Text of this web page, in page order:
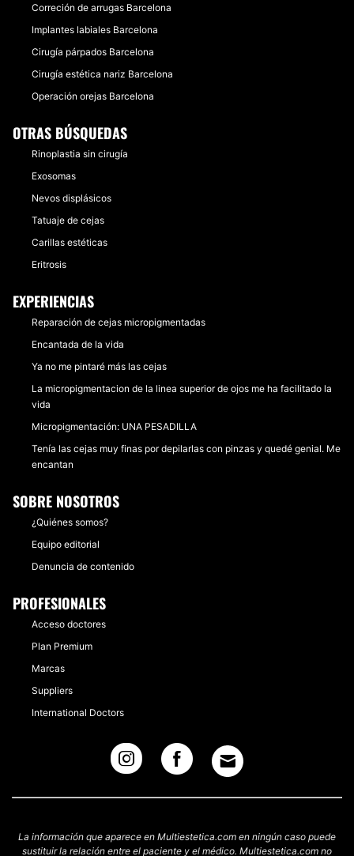
Correción de arrugas Barcelona
Implantes labiales Barcelona
Cirugía párpados Barcelona
Cirugía estética nariz Barcelona
Operación orejas Barcelona
OTRAS BÚSQUEDAS
Rinoplastia sin cirugía
Exosomas
Nevos displásicos
Tatuaje de cejas
Carillas estéticas
Eritrosis
EXPERIENCIAS
Reparación de cejas micropigmentadas
Encantada de la vida
Ya no me pintaré más las cejas
La micropigmentacion de la linea superior de ojos me ha facilitado la
vida
Micropigmentación: UNA PESADILLA
Tenía las cejas muy finas por depilarlas con pinzas y quedé genial. Me
encantan
SOBRE NOSOTROS
¿Quiénes somos?
Equipo editorial
Denuncia de contenido
PROFESIONALES
Acceso doctores
Plan Premium
Marcas
Suppliers
International Doctors
La información que aparece en Multiestetica.com en ningún caso puede
sustituir la relación entre el paciente y el médico. Multiestetica.com no